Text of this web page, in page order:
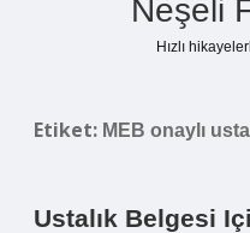
Neşeli
Hızlı
Etiket: MEB onaylı
Ustalık Belgesi